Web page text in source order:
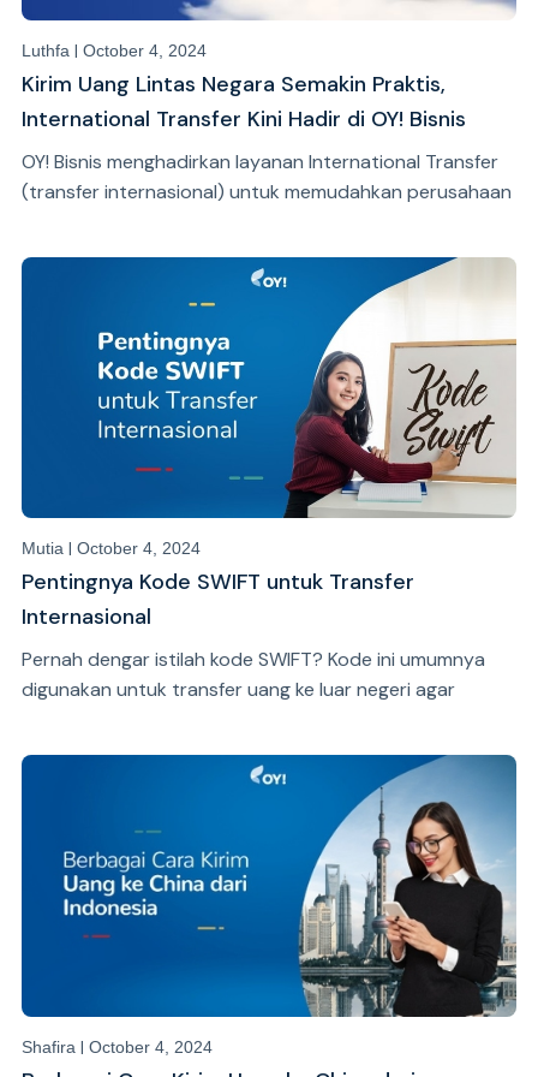
Luthfa | October 4, 2024
Kirim Uang Lintas Negara Semakin Praktis,
International Transfer Kini Hadir di OY! Bisnis
OY! Bisnis menghadirkan layanan International Transfer
(transfer internasional) untuk memudahkan perusahaan
efektif dan efisien.
Mutia | October 4, 2024
Pentingnya Kode SWIFT untuk Transfer
Internasional
Pernah dengar istilah kode SWIFT? Kode ini umumnya
digunakan untuk transfer uang ke luar negeri agar
Shafira | October 4, 2024